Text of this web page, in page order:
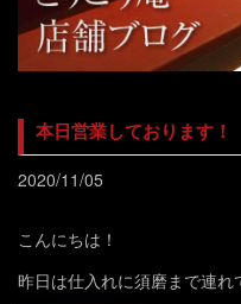
本日営業しております！
2020/11/05
こんにちは！
昨日は仕入れに須磨まで連